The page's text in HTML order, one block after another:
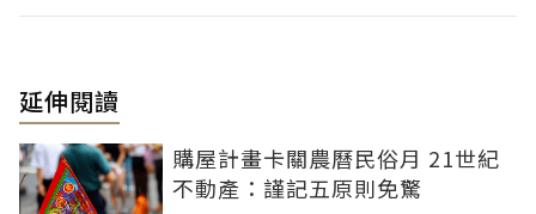
延伸閱讀
購屋計畫卡關農曆民俗月 21世紀
不動產：謹記五原則免驚